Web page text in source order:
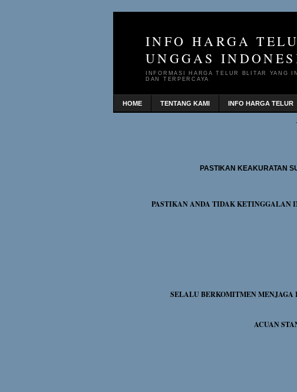
INFO HARGA
UNGGAS
INFORMASI HARGA TELUR BLITAR YANG
DAN TERPERCAYA
HOME TENTANG KAMI INFO HARGA TELUR
PASTIKAN KEAKURATAN
PASTIKAN ANDA TIDAK KETINGGALAN
SELALU BERKOMITMEN
ACUAN